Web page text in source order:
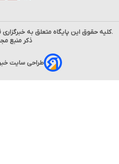
.کلیه حقوق این پایگاه متعلق به خبرگزاری
ذکر منبع
طراحی سایت